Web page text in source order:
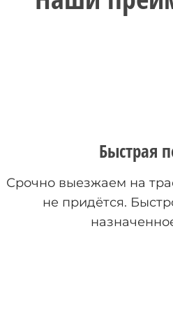
Быстрая
Срочно выезжаем на
не придётся.